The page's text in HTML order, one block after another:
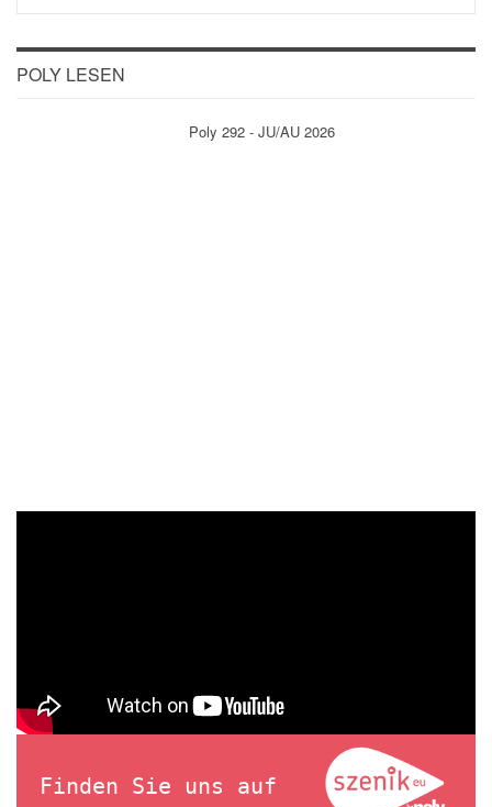
POLY LESEN
Poly 292 - JU/AU 2026
Finden Sie uns auf